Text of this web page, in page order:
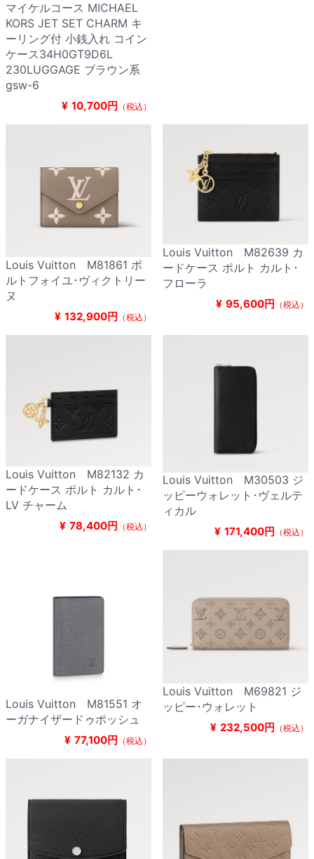
マイケルコース MICHAEL
KORS JET SET CHARM キ
ーリング付 小銭入れ コイン
ケース34H0GT9D6L
230LUGGAGE ブラウン系
gsw-6
¥ 10,700円 （税込）
Louis Vuitton M81861 ポ
ルトフォイユ･ヴィクトリー
ヌ
¥ 132,900円 （税込）
Louis Vuitton M82639 カ
ードケース ポルト カルト･
フローラ
¥ 95,600円 （税込）
Louis Vuitton M82132 カ
ードケース ポルト カルト･
LV チャーム
¥ 78,400円 （税込）
Louis Vuitton M30503 ジ
ッピーウォレット･ヴェルテ
ィカル
¥ 171,400円 （税込）
Louis Vuitton M81551 オ
ーガナイザードゥポッシュ
¥ 77,100円 （税込）
Louis Vuitton M69821 ジ
ッピー･ウォレット
¥ 232,500円 （税込）